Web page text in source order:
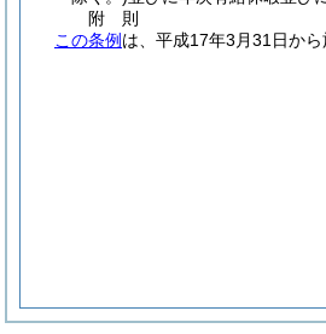
附 則
この条例 は、平成17年3月31日から